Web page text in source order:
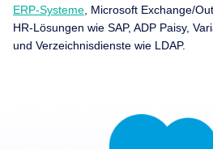
ERP-Systeme, Microsoft Exchange/
HR-Lösungen wie SAP, ADP Paisy,
und Verzeichnisdienste wie LDAP.